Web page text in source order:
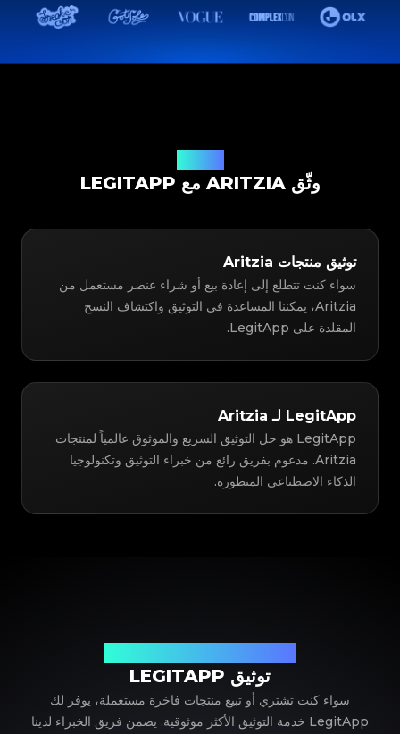
وثّق ARITZIA مع LEGITAPP
توثيق منتجات Aritzia
سواء كنت تتطلع إلى إعادة بيع أو شراء عنصر مستعمل من
Aritzia، يمكننا المساعدة في التوثيق واكتشاف النسخ
المقلدة على LegitApp.
LegitApp لـ Aritzia
LegitApp هو حل التوثيق السريع والموثوق عالمياً لمنتجات
Aritzia. مدعوم بفريق رائع من خبراء التوثيق وتكنولوجيا
الذكاء الاصطناعي المتطورة.
توثيق LEGITAPP
سواء كنت تشتري أو تبيع منتجات فاخرة مستعملة، يوفر لك
LegitApp خدمة التوثيق الأكثر موثوقية. يضمن فريق الخبراء لدينا